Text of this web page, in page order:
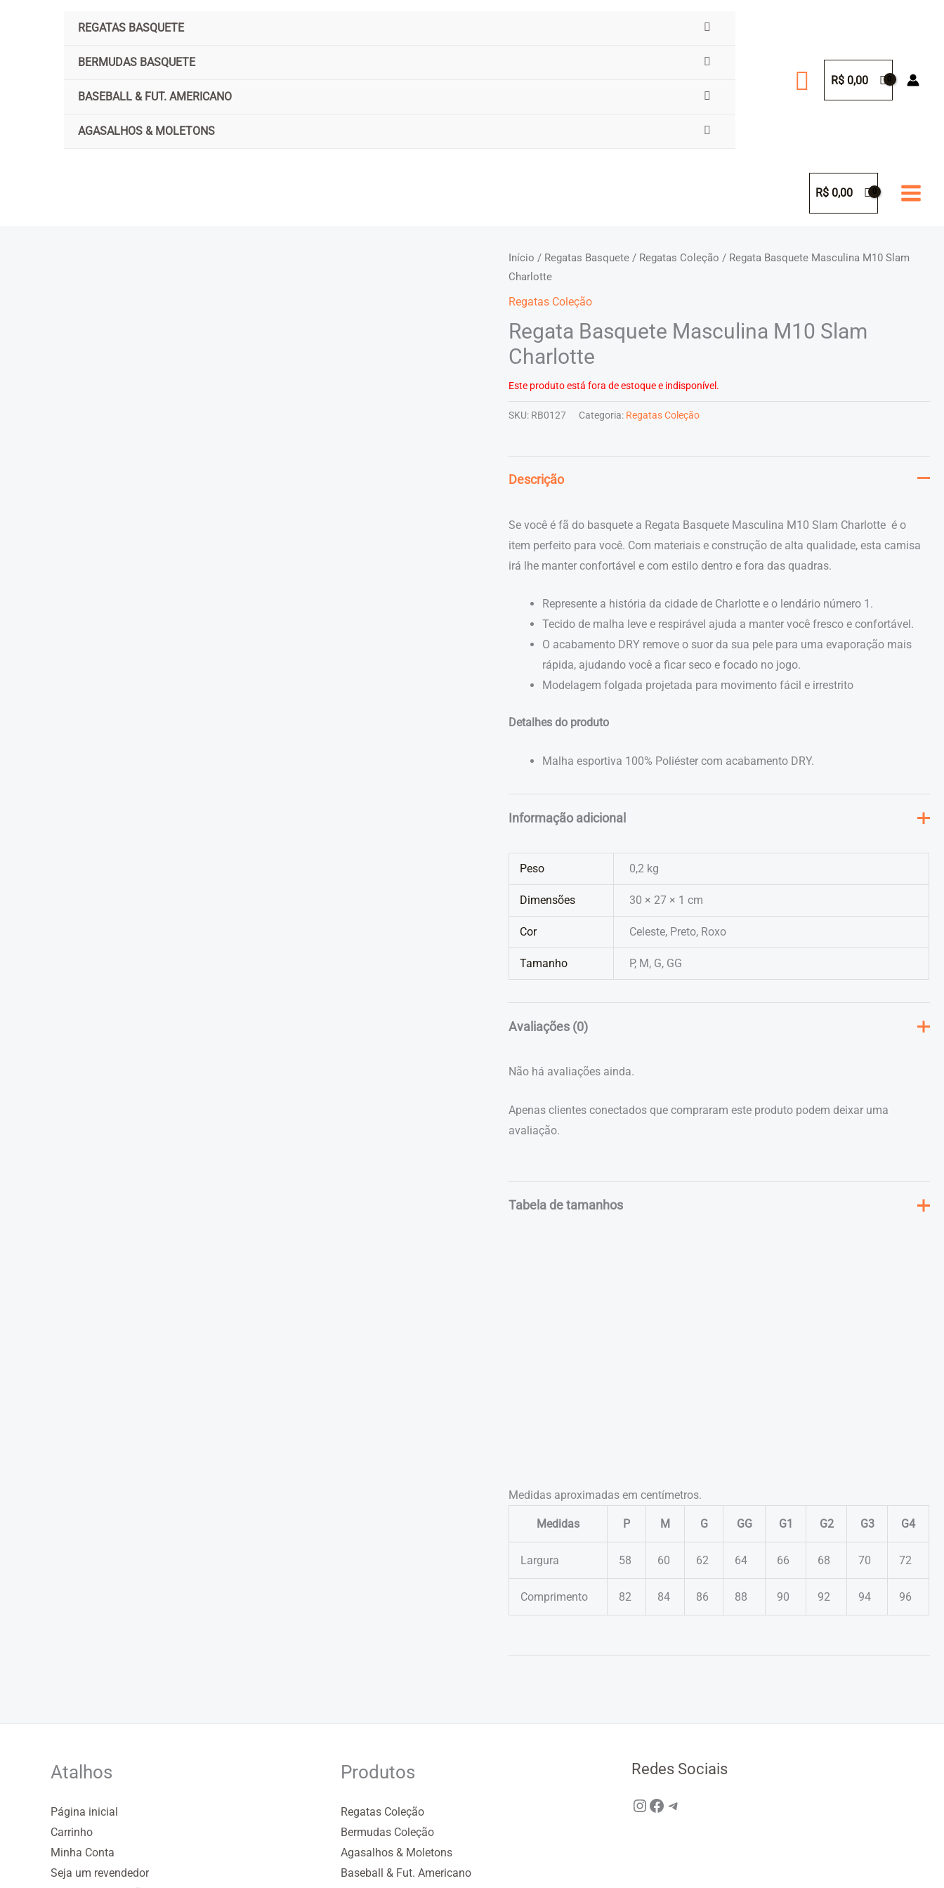
REGATAS BASQUETE
BERMUDAS BASQUETE
BASEBALL & FUT. AMERICANO
AGASALHOS & MOLETONS
Pesquisar
R$0,00
R$ 0,00
Início / Regatas Basquete / Regatas Coleção / Regata Basquete Masculina M10 Slam
Charlotte
Regatas Coleção
Regata Basquete Masculina M10 Slam
Charlotte
Este produto está fora de estoque e indisponível.
SKU: RB0127 Categoria: Regatas Coleção
Descrição
Se você é fã do basquete a Regata Basquete Masculina M10 Slam Charlotte é o
item perfeito para você. Com materiais e construção de alta qualidade, esta camisa
irá lhe manter confortável e com estilo dentro e fora das quadras.
Represente a história da cidade de Charlotte e o lendário número 1.
Tecido de malha leve e respirável ajuda a manter você fresco e confortável.
O acabamento DRY remove o suor da sua pele para uma evaporação mais
rápida, ajudando você a ficar seco e focado no jogo.
Modelagem folgada projetada para movimento fácil e irrestrito
Detalhes do produto
Malha esportiva 100% Poliéster com acabamento DRY.
Informação adicional
Peso 0,2 kg
Dimensões 30 × 27 × 1 cm
Cor Celeste, Preto, Roxo
Tamanho P, M, G, GG
Avaliações (0)
Não há avaliações ainda.
Apenas clientes conectados que compraram este produto podem deixar uma
avaliação.
Tabela de tamanhos
Medidas aproximadas em centímetros.
Medidas P M G GG G1 G2 G3 G4
Largura 58 60 62 64 66 68 70 72
Comprimento 82 84 86 88 90 92 94 96
Atalhos
Página inicial
Carrinho
Minha Conta
Seja um revendedor
Produtos
Regatas Coleção
Bermudas Coleção
Agasalhos & Moletons
Baseball & Fut. Americano
Redes Sociais
Instagram
Facebook
Telegram